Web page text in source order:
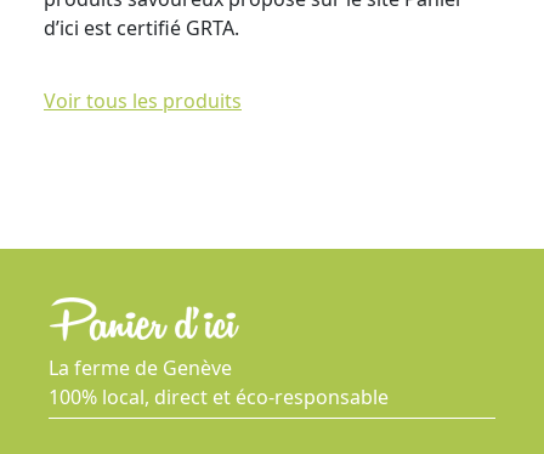
d’ici est certifié GRTA.
Voir tous les produits
La ferme de Genève
100% local, direct et éco-responsable